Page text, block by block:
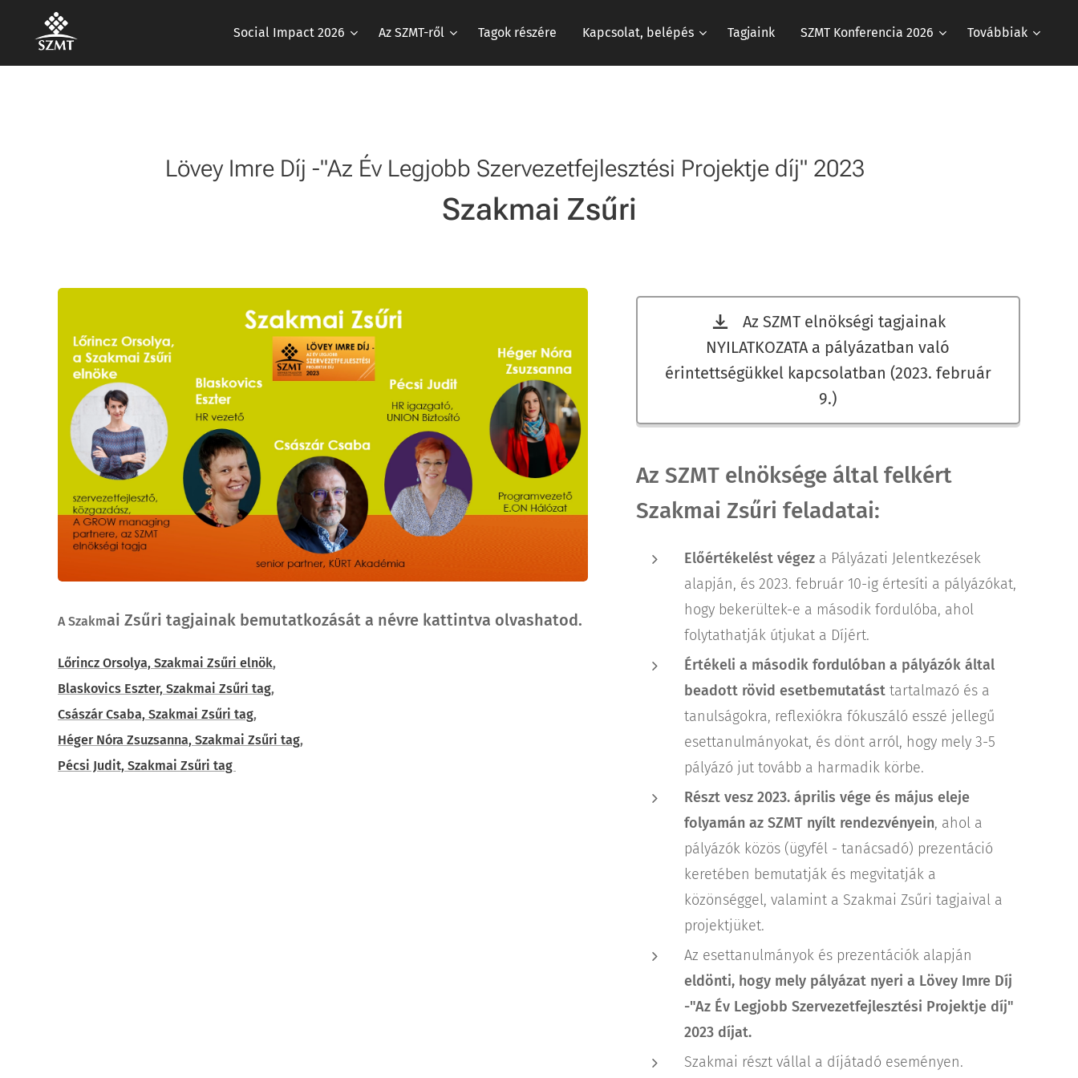
Social Impact 2026 Az SZMT-ről Tagok részére Kapcsolat, belépés Tagjaink SZMT Konferencia 2026 Továbbiak
Lövey Imre Díj -"Az Év Legjobb Szervezetfejlesztési Projektje díj" 2023
Szakmai Zsűri
A Szakmai Zsűri tagjainak bemutatkozását a névre kattintva olvashatod.
Lőrincz Orsolya, Szakmai Zsűri elnök,
Blaskovics Eszter, Szakmai Zsűri tag,
Császár Csaba, Szakmai Zsűri tag,
Héger Nóra Zsuzsanna, Szakmai Zsűri tag,
Pécsi Judit, Szakmai Zsűri tag
Az SZMT elnökségi tagjainak
NYILATKOZATA a pályázatban való
érintettségükkel kapcsolatban (2023. február
9.)
Az SZMT elnöksége által felkért
Szakmai Zsűri feladatai:
Előértékelést végeza Pályázati Jelentkezések
alapján, és 2023. február 10-ig értesíti a pályázókat,
hogy bekerültek-e a második fordulóba, ahol
folytathatják útjukat a Díjért.
Értékeli a második fordulóban a pályázók által
beadott rövid esetbemutatásttartalmazó és a
tanulságokra, reflexiókra fókuszáló esszé jellegű
esettanulmányokat, és dönt arról, hogy mely 3-5
pályázó jut tovább a harmadik körbe.
Részt vesz 2023. április vége és május eleje
folyamán az SZMT nyílt rendezvényein, ahol a
pályázók közös (ügyfél - tanácsadó) prezentáció
keretében bemutatják és megvitatják a
közönséggel, valamint a Szakmai Zsűri tagjaival a
projektjüket.
Az esettanulmányok és prezentációk alapján
eldönti, hogy mely pályázat nyeri a Lövey Imre Díj
-"Az Év Legjobb Szervezetfejlesztési Projektje díj"
2023 díjat.
Szakmai részt vállal a díjátadó eseményen.